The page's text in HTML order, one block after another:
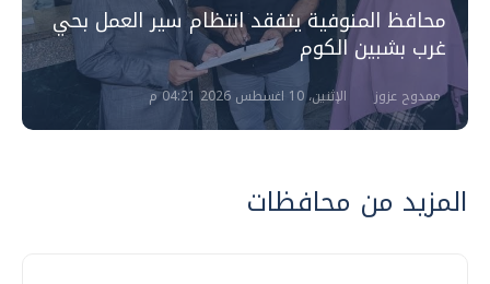
محافظ المنوفية يتفقد انتظام سير العمل بحي
غرب بشبين الكوم
ممدوح عزوز الإثنين، 10 اغسطس 2026 04:21 م
المزيد من محافظات